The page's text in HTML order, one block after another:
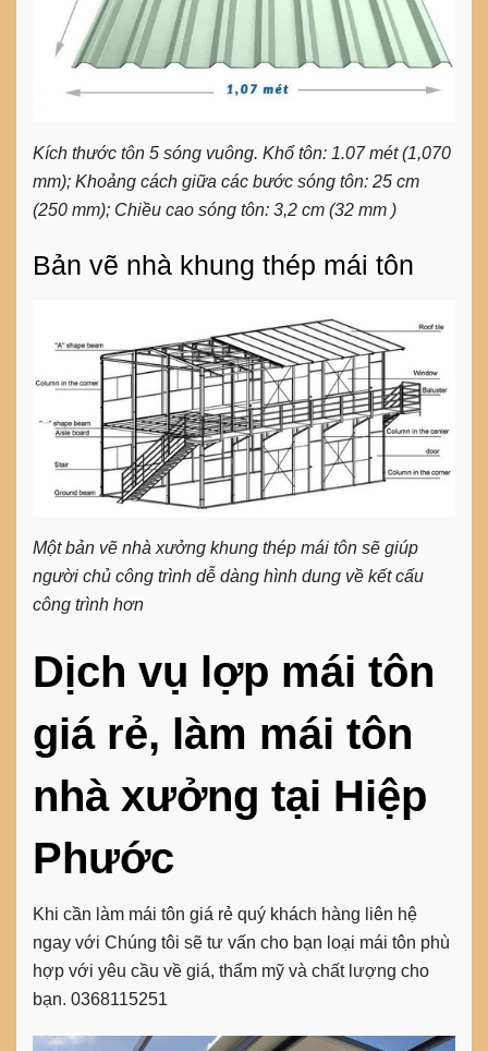
Kích thước tôn 5 sóng vuông. Khổ tôn: 1.07 mét (1,070
mm); Khoảng cách giữa các bước sóng tôn: 25 cm
(250 mm); Chiều cao sóng tôn: 3,2 cm (32 mm )
Bản vẽ nhà khung thép mái tôn
Một bản vẽ nhà xưởng khung thép mái tôn sẽ giúp
người chủ công trình dễ dàng hình dung về kết cấu
công trình hơn
Dịch vụ lợp mái tôn
giá rẻ, làm mái tôn
nhà xưởng tại Hiệp
Phước
Khi cần làm mái tôn giá rẻ quý khách hàng liên hệ
ngay với Chúng tôi sẽ tư vấn cho bạn loại mái tôn phù
hợp với yêu cầu về giá, thẩm mỹ và chất lượng cho
bạn. 0368115251